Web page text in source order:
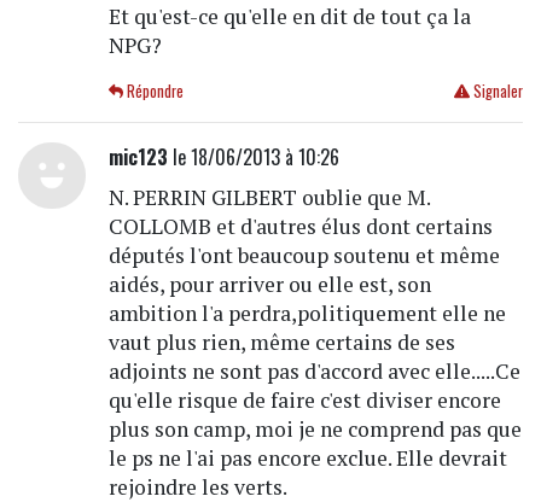
Et qu'est-ce qu'elle en dit de tout ça la
NPG?
Signaler
Répondre
mic123 le 18/06/2013 à 10:26
N. PERRIN GILBERT oublie que M.
COLLOMB et d'autres élus dont certains
députés l'ont beaucoup soutenu et même
aidés, pour arriver ou elle est, son
ambition l'a perdra,politiquement elle ne
vaut plus rien, même certains de ses
adjoints ne sont pas d'accord avec elle.....Ce
qu'elle risque de faire c'est diviser encore
plus son camp, moi je ne comprend pas que
le ps ne l'ai pas encore exclue. Elle devrait
rejoindre les verts.